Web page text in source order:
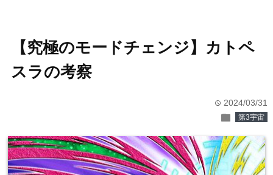
【究極のモードチェンジ】カトペ
スラの考察
time 2024/03/31
folder 第3宇宙